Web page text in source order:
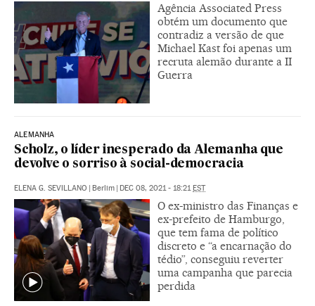
Agência Associated Press
obtém um documento que
contradiz a versão de que
Michael Kast foi apenas um
recruta alemão durante a II
Guerra
ALEMANHA
Scholz, o líder inesperado da Alemanha que
devolve o sorriso à social-democracia
ELENA G. SEVILLANO | Berlim | DEC 08, 2021 - 18:21EST
O ex-ministro das Finanças e
ex-prefeito de Hamburgo,
que tem fama de político
discreto e “a encarnação do
tédio”, conseguiu reverter
uma campanha que parecia
perdida